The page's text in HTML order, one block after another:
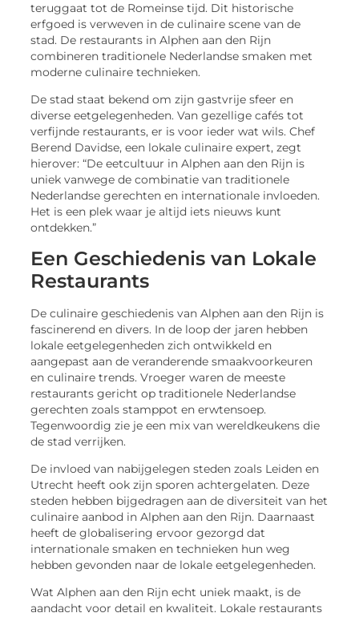
teruggaat tot de Romeinse tijd. Dit historische
erfgoed is verweven in de culinaire scene van de
stad. De restaurants in Alphen aan den Rijn
combineren traditionele Nederlandse smaken met
moderne culinaire technieken.
De stad staat bekend om zijn gastvrije sfeer en
diverse eetgelegenheden. Van gezellige cafés tot
verfijnde restaurants, er is voor ieder wat wils. Chef
Berend Davidse, een lokale culinaire expert, zegt
hierover: “De eetcultuur in Alphen aan den Rijn is
uniek vanwege de combinatie van traditionele
Nederlandse gerechten en internationale invloeden.
Het is een plek waar je altijd iets nieuws kunt
ontdekken.”
Een Geschiedenis van Lokale
Restaurants
De culinaire geschiedenis van Alphen aan den Rijn is
fascinerend en divers. In de loop der jaren hebben
lokale eetgelegenheden zich ontwikkeld en
aangepast aan de veranderende smaakvoorkeuren
en culinaire trends. Vroeger waren de meeste
restaurants gericht op traditionele Nederlandse
gerechten zoals stamppot en erwtensoep.
Tegenwoordig zie je een mix van wereldkeukens die
de stad verrijken.
De invloed van nabijgelegen steden zoals Leiden en
Utrecht heeft ook zijn sporen achtergelaten. Deze
steden hebben bijgedragen aan de diversiteit van het
culinaire aanbod in Alphen aan den Rijn. Daarnaast
heeft de globalisering ervoor gezorgd dat
internationale smaken en technieken hun weg
hebben gevonden naar de lokale eetgelegenheden.
Wat Alphen aan den Rijn echt uniek maakt, is de
aandacht voor detail en kwaliteit. Lokale restaurants